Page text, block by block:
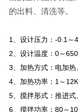
的出料、清洗等。
1
、设计压力：-0.1～
2 、设计温度：0～
3 、加热方式：电加
4、加热功率：1～
5、搅拌形式：推进
6、搅拌功率：80～